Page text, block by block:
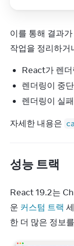
이를 통해 결과
작업을 정리하거
React가 렌
렌더링이 중
렌더링이 실
자세한 내용은
성능 트랙
React 19.2는
운 커스텀 트랙
한 더 많은 정보